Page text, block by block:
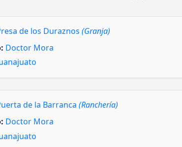
de los Duraznos (Granja)
Doctor Mora
de la Barranca (Ranchería)
Doctor Mora